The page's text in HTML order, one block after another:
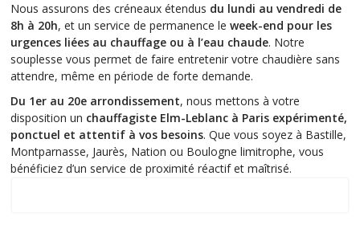
Nous assurons des créneaux étendus du lundi au vendredi de
8h à 20h, et un service de permanence le week-end pour les
urgences liées au chauffage ou à l’eau chaude. Notre
souplesse vous permet de faire entretenir votre chaudière sans
attendre, même en période de forte demande.
Du 1er au 20e arrondissement, nous mettons à votre
disposition un chauffagiste Elm-Leblanc à Paris expérimenté,
ponctuel et attentif à vos besoins. Que vous soyez à Bastille,
Montparnasse, Jaurès, Nation ou Boulogne limitrophe, vous
bénéficiez d’un service de proximité réactif et maîtrisé.